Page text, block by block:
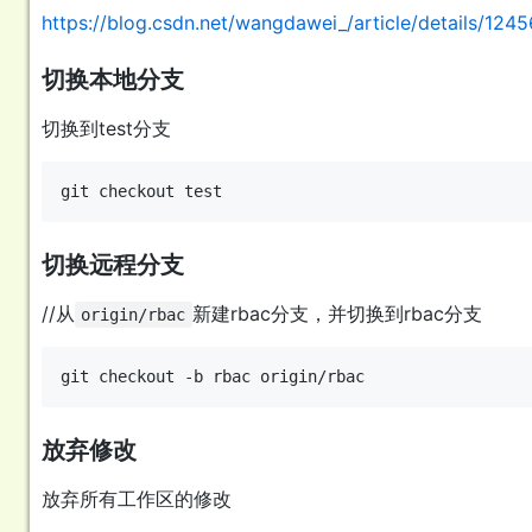
https://blog.csdn.net/wangdawei_/article/details/
切换本地分支
切换到test分支
切换远程分支
//从 origin/rbac 新建rbac分支，并切换到rbac分支
放弃修改
放弃所有工作区的修改